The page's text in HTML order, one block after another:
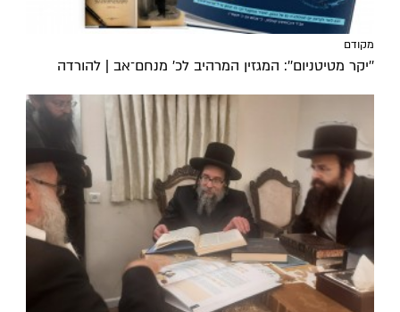
מקודם
''יקר מטיטניום'': המגזין המרהיב לכ’ מנחם־אב | להורדה